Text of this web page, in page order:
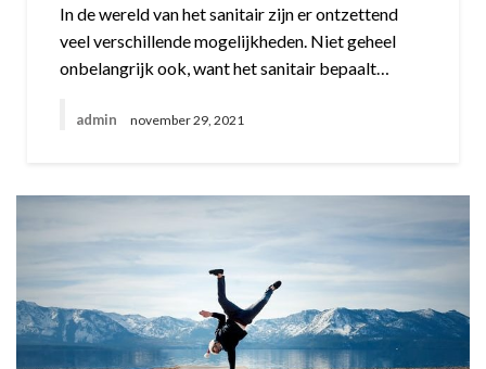
In de wereld van het sanitair zijn er ontzettend
veel verschillende mogelijkheden. Niet geheel
onbelangrijk ook, want het sanitair bepaalt…
admin november 29, 2021